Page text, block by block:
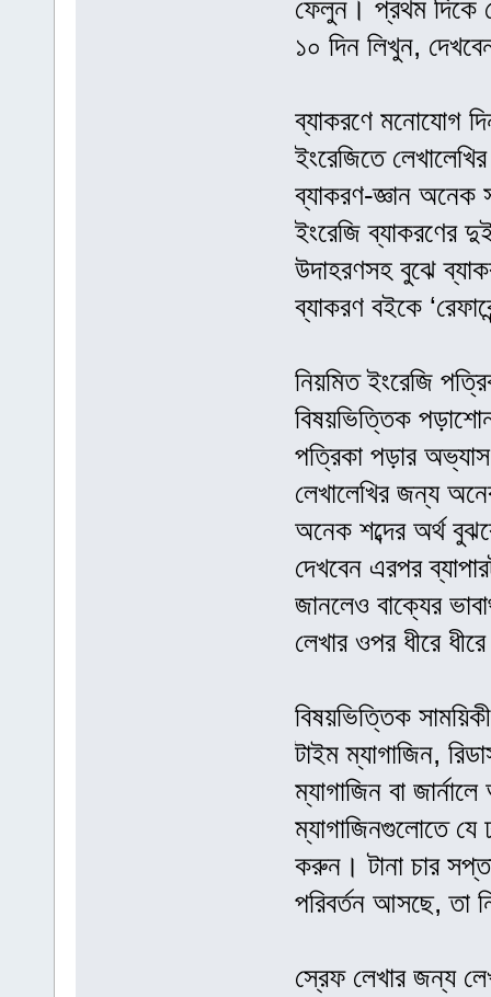
ফেলুন। প্রথম দিকে
১০ দিন লিখুন,
ব্যাকরণে মনোযোগ
ইংরেজিতে
ব্যাকরণ-জ্ঞান অনেক
ইংরেজি ব্যাকরণের
উদাহরণসহ বুঝে
ব্যাকরণ বইকে
নিয়মিত ইংরেজি
বিষয়ভিত্তিক
পত্রিকা পড়ার
লেখালেখির জন্য
অনেক শব্দের অর্থ
দেখবেন এরপর
জানলেও বাক্যের
লেখার ওপর ধীরে
বিষয়ভিত্তিক
টাইম ম্যাগাজিন,
ম্যাগাজিন বা
ম্যাগাজিনগুলোতে যে
করুন। টানা চার
পরিবর্তন আসছে, তা
স্রেফ লেখার জন্য